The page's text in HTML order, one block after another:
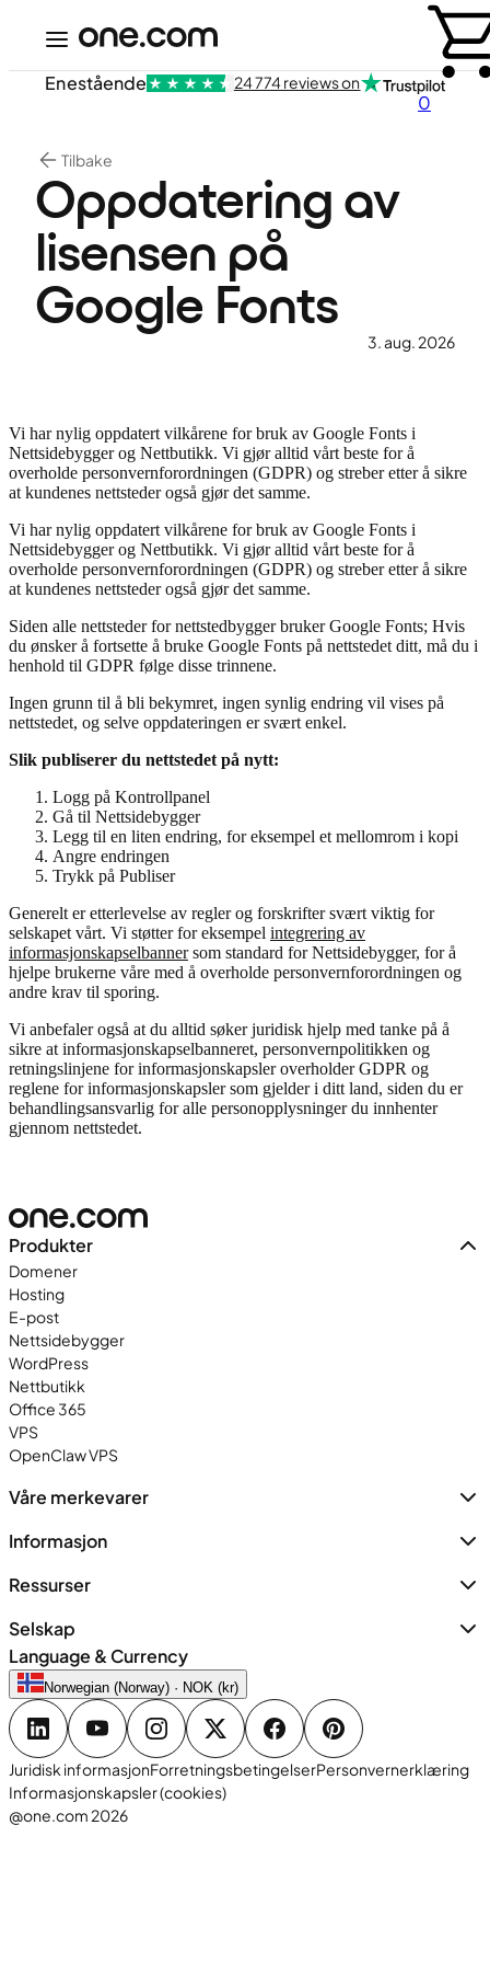
0
Enestående 24 774 reviews on
Tilbake
Oppdatering av
lisensen på
Google Fonts
3. aug. 2026
Vi har nylig oppdatert vilkårene for bruk av Google Fonts i
Nettsidebygger og Nettbutikk. Vi gjør alltid vårt beste for å
overholde personvernforordningen (GDPR) og streber etter å sikre
at kundenes nettsteder også gjør det samme.
Vi har nylig oppdatert vilkårene for bruk av Google Fonts i
Nettsidebygger og Nettbutikk. Vi gjør alltid vårt beste for å
overholde personvernforordningen (GDPR) og streber etter å sikre
at kundenes nettsteder også gjør det samme.
Siden alle nettsteder for nettstedbygger bruker Google Fonts; Hvis
du ønsker å fortsette å bruke Google Fonts på nettstedet ditt, må du i
henhold til GDPR følge disse trinnene.
Ingen grunn til å bli bekymret, ingen synlig endring vil vises på
nettstedet, og selve oppdateringen er svært enkel.
Slik publiserer du nettstedet på nytt:
Logg på Kontrollpanel
Gå til Nettsidebygger
Legg til en liten endring, for eksempel et mellomrom i kopi
Angre endringen
Trykk på Publiser
Generelt er etterlevelse av regler og forskrifter svært viktig for
selskapet vårt. Vi støtter for eksempel integrering av
informasjonskapselbannersom standard for Nettsidebygger, for å
hjelpe brukerne våre med å overholde personvernforordningen og
andre krav til sporing.
Vi anbefaler også at du alltid søker juridisk hjelp med tanke på å
sikre at informasjonskapselbanneret, personvernpolitikken og
retningslinjene for informasjonskapsler overholder GDPR og
reglene for informasjonskapsler som gjelder i ditt land, siden du er
behandlingsansvarlig for alle personopplysninger du innhenter
gjennom nettstedet.
Produkter
Domener
Hosting
E-post
Nettsidebygger
WordPress
Nettbutikk
Office 365
VPS
OpenClaw VPS
Våre merkevarer
Informasjon
Ressurser
Selskap
Language & Currency
Norwegian (Norway) · NOK (kr)
Juridisk informasjonForretningsbetingelserPersonvernerklæring
Informasjonskapsler (cookies)
@one.com 2026